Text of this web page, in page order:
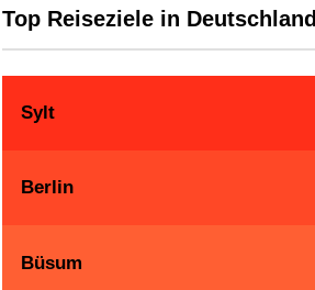
Top Reiseziele in Deutschland
Sylt
Berlin
Büsum